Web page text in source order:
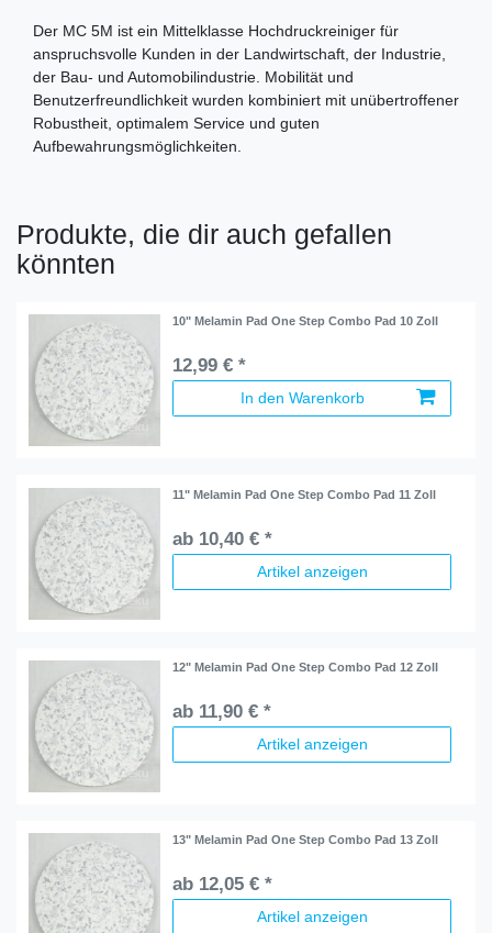
Der MC 5M ist ein Mittelklasse Hochdruckreiniger für
anspruchsvolle Kunden in der Landwirtschaft, der Industrie,
der Bau- und Automobilindustrie. Mobilität und
Benutzerfreundlichkeit wurden kombiniert mit unübertroffener
Robustheit, optimalem Service und guten
Aufbewahrungsmöglichkeiten.
Produkte, die dir auch gefallen
könnten
10" Melamin Pad One Step Combo Pad 10 Zoll
12,99 € *
In den Warenkorb
11" Melamin Pad One Step Combo Pad 11 Zoll
ab 10,40 € *
Artikel anzeigen
12" Melamin Pad One Step Combo Pad 12 Zoll
ab 11,90 € *
Artikel anzeigen
13" Melamin Pad One Step Combo Pad 13 Zoll
ab 12,05 € *
Artikel anzeigen